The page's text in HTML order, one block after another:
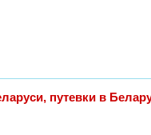
путевки в